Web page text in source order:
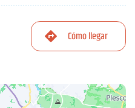
Cómo llegar